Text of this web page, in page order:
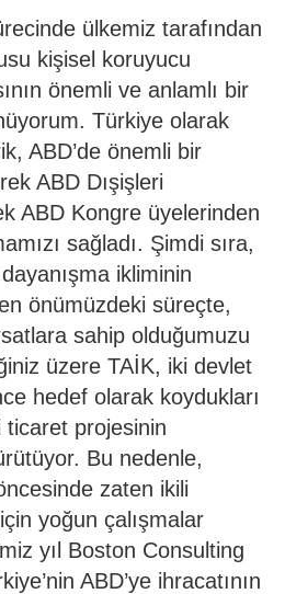
ülkemiz tarafından
kişisel koruyucu
önemli ve anlamlı bir
Türkiye olarak
ABD’de önemli bir
ABD Dışişleri
ABD Kongre üyelerinden
sağladı. Şimdi sıra,
ikliminin
önümüzdeki süreçte,
sahip olduğumuzu
üzere TAİK, iki devlet
hedef olarak koydukları
ticaret projesinin
Bu nedenle,
zaten ikili
yoğun çalışmalar
yıl Boston Consulting
ABD’ye ihracatının